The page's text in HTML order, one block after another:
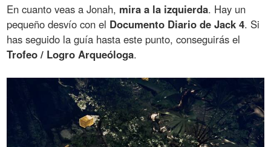
En cuanto veas a Jonah, mira a la izquierda. Hay un
pequeño desvío con el Documento Diario de Jack 4. Si
has seguido la guía hasta este punto, conseguirás el
Trofeo / Logro Arqueóloga.